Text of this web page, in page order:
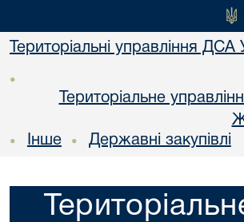
Територіальні управління ДСА
•
Територіальне
• Інше • Державні закупівлі